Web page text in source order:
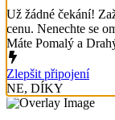
Už žádné čekání!
cenu. Nenechte se
Máte Pomalý a
Zlepšit připojení
NE, DÍKY